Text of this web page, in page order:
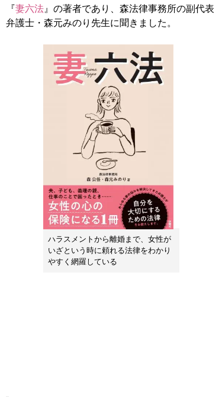
『妻六法 』の著者であり、森法律事務所の副代表
弁護士・森元みのり先生に聞きました。
ハラスメントから離婚まで、女性が
いざという時に頼れる法律をわかり
やすく網羅している